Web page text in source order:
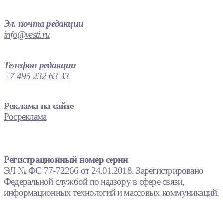
Эл. почта редакции
info@vesti.ru
Телефон редакции
+7 495 232 63 33
Реклама на сайте
Росреклама
Регистрационный номер серии
ЭЛ № ФС 77-72266 от 24.01.2018. Зарегистрировано
Федеральной службой по надзору в сфере связи,
информационных технологий и массовых коммуникаций.